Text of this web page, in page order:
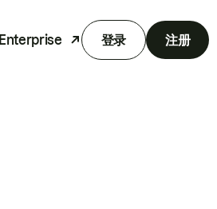
Enterprise 登录 注册